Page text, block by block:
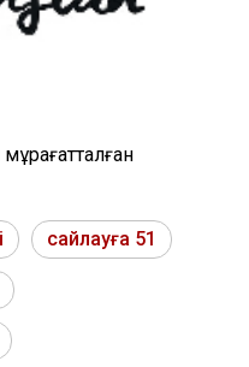
сайлауға 51